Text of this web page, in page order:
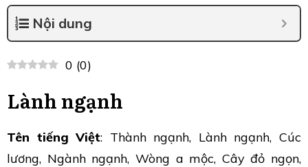
Nội dung
0 (0)
Lành ngạnh
Tên tiếng Việt: Thành ngạnh, Lành ngạnh, Cúc
lương, Ngành ngạnh, Wòng a mộc, Cây đỏ ngọn,